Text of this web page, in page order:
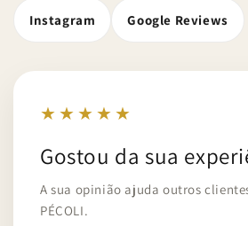
Instagram Google Reviews
★★★★★
Gostou da sua
A sua opinião ajuda outros
PÉCOLI.